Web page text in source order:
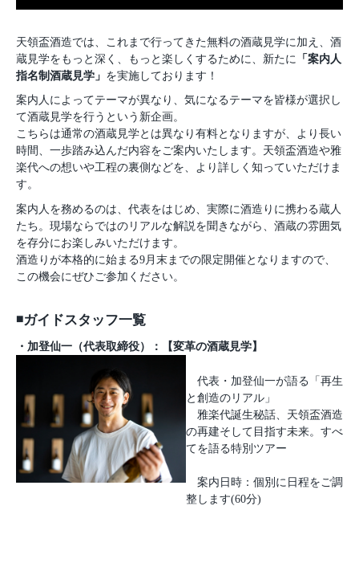
天領盃酒造では、これまで行ってきた無料の酒蔵見学に加え、酒
蔵見学をもっと深く、もっと楽しくするために、新たに
「案内人
指名制酒蔵見学」 を実施しております！
案内人によってテーマが異なり、気になるテーマを皆様が選択し
て酒蔵見学を行うという新企画。
こちらは通常の酒蔵見学とは異なり有料となりますが、より長い
時間、一歩踏み込んだ内容をご案内いたします。天領盃酒造や雅
楽代への想いや工程の裏側などを、より詳しく知っていただけま
す。
案内人を務めるのは、代表をはじめ、実際に酒造りに携わる蔵人
たち。現場ならではのリアルな解説を聞きながら、酒蔵の雰囲気
を存分にお楽しみいただけます。
酒造りが本格的に始まる9月末までの限定開催となりますので、
この機会にぜひご参加ください。
◾️ガイドスタッフ一覧
・加登仙一（代表取締役）：【変革の酒蔵見学】
代表・加登仙一が語る「再生
と創造のリアル」
雅楽代誕生秘話、天領盃酒造
の再建そして目指す未来。すべ
てを語る特別ツアー
案内日時：個別に日程をご調
整します(60分)